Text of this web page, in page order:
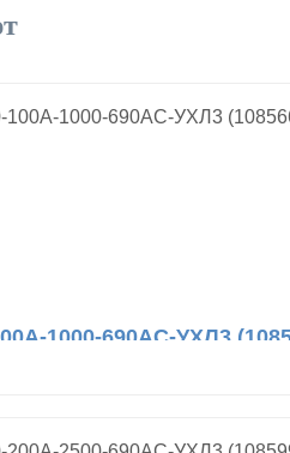
1000-690AC-УХЛ3